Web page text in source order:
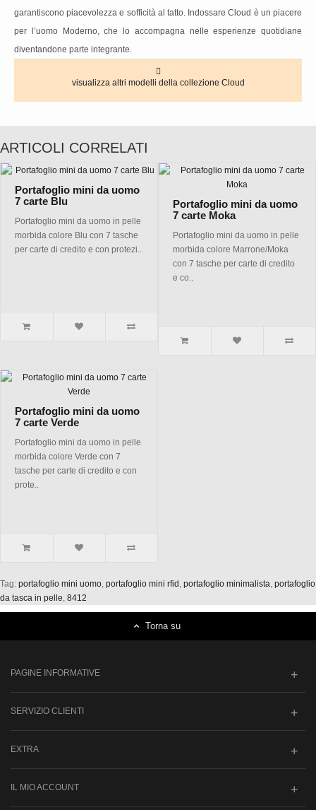
garantiscono piacevolezza e sofficità al tatto. Indossare Cloud è un piacere
per l’uomo Moderno, che lo accompagna nelle esperienze quotidiane
diventandone parte integrante.
visualizza altri modelli della collezione Cloud
ARTICOLI CORRELATI
Portafoglio mini da uomo
7 carte Blu
Portafoglio mini da uomo in pelle
morbida colore Blu con 7 tasche
per carte di credito e con protezi..
Portafoglio mini da uomo
7 carte Moka
Portafoglio mini da uomo in pelle
morbida colore Marrone/Moka
con 7 tasche per carte di credito
e co..
Portafoglio mini da uomo
7 carte Verde
Portafoglio mini da uomo in pelle
morbida colore Verde con 7
tasche per carte di credito e con
prote..
Tag: portafoglio mini uomo, portafoglio mini rfid , portafoglio minimalista, portafoglio
da tasca in pelle, 8412
Torna su
PAGINE INFORMATIVE
SERVIZIO CLIENTI
EXTRA
IL MIO ACCOUNT